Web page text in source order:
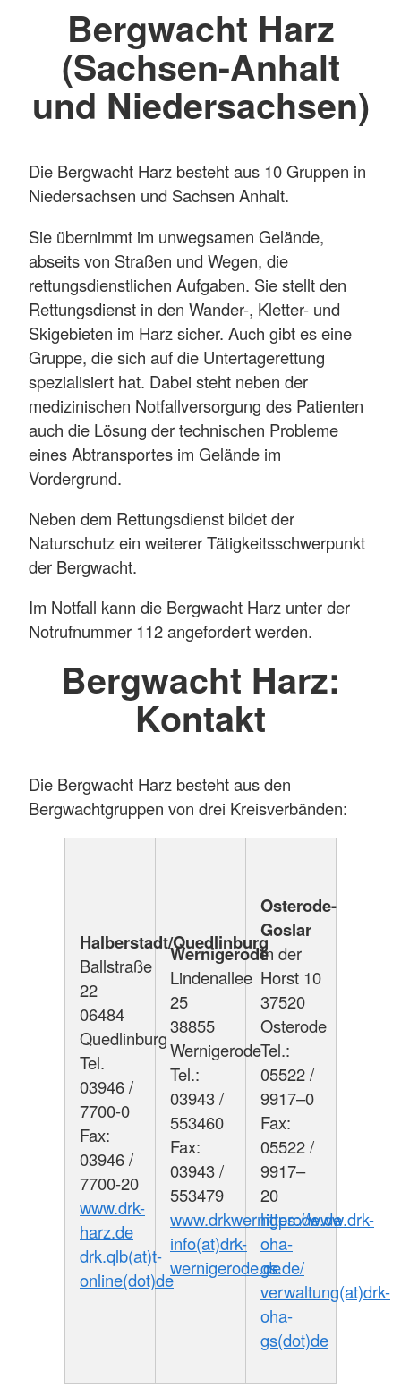
Bergwacht Harz
(Sachsen-Anhalt
und Niedersachsen)
Die Bergwacht Harz besteht aus 10 Gruppen in
Niedersachsen und Sachsen Anhalt.
Sie übernimmt im unwegsamen Gelände,
abseits von Straßen und Wegen, die
rettungsdienstlichen Aufgaben. Sie stellt den
Rettungsdienst in den Wander-, Kletter- und
Skigebieten im Harz sicher. Auch gibt es eine
Gruppe, die sich auf die Untertagerettung
spezialisiert hat. Dabei steht neben der
medizinischen Notfallversorgung des Patienten
auch die Lösung der technischen Probleme
eines Abtransportes im Gelände im
Vordergrund.
Neben dem Rettungsdienst bildet der
Naturschutz ein weiterer Tätigkeitsschwerpunkt
der Bergwacht.
Im Notfall kann die Bergwacht Harz unter der
Notrufnummer 112 angefordert werden.
Bergwacht Harz:
Kontakt
Die Bergwacht Harz besteht aus den
Bergwachtgruppen von drei Kreisverbänden:
Halberstadt/Quedlinburg
Ballstraße
22
06484
Quedlinburg
Tel.
03946 /
7700-0
Fax:
03946 /
7700-20
www.drk-
harz.de
drk.qlb(at)t-
online(dot)de
Wernigerode
Lindenallee
25
38855
Wernigerode
Tel.:
03943 /
553460
Fax:
03943 /
553479
www.drkwernigerode.de
info(at)drk-
wernigerode.de
Osterode-
Goslar
In der
Horst 10
37520
Osterode
Tel.:
05522 /
9917–0
Fax:
05522 /
9917–
20
https://www.drk-
oha-
gs.de/
verwaltung(at)drk-
oha-
gs(dot)de